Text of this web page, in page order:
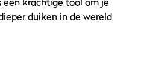
Waarom ProFit Gym
duiken in de wereld